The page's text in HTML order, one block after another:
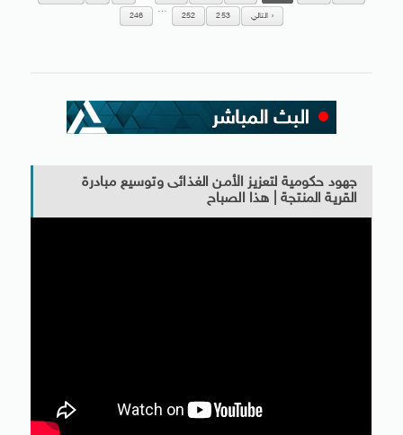
246
…
252 253 التالي
جهود حكومية لتعزيز الأمن الغذائى وتوسيع مبادرة
القرية المنتجة | هذا الصباح